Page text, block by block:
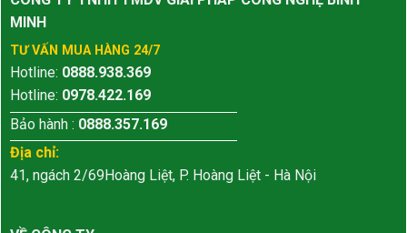
MINH
TƯ VẤN MUA HÀNG 24/7
Hotline: 0888.938.369
Hotline: 0978.422.169
Bảo hành : 0888.357.169
Địa chỉ:
41, ngách 2/69Hoàng Liệt, P. Hoàng Liệt - Hà Nội